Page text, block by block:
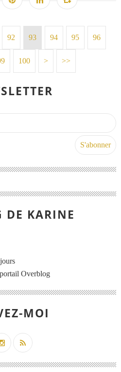
92 93 94 95 96
100 > >>
DE KARINE
Overblog
MOI